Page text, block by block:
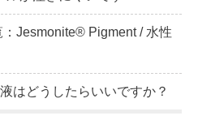
Jesmonite® Pigment / 水性
はどうしたらいいですか？